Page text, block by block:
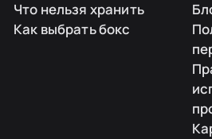
Что нельзя хранить
Как выбрать бокс